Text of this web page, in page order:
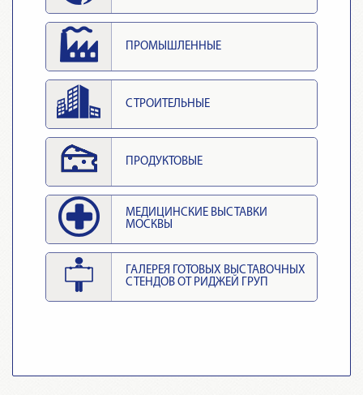
ПРОМЫШЛЕННЫЕ
СТРОИТЕЛЬНЫЕ
ПРОДУКТОВЫЕ
МЕДИЦИНСКИЕ ВЫСТАВКИ
МОСКВЫ
ГАЛЕРЕЯ ГОТОВЫХ ВЫСТАВОЧНЫХ
СТЕНДОВ ОТ РИДЖЕЙ ГРУП